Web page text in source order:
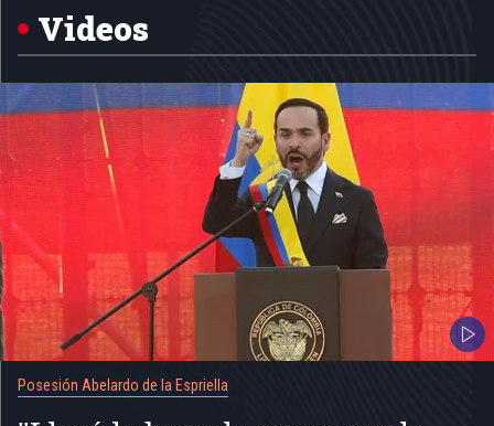
Videos
Posesión Abelardo de la Espriella